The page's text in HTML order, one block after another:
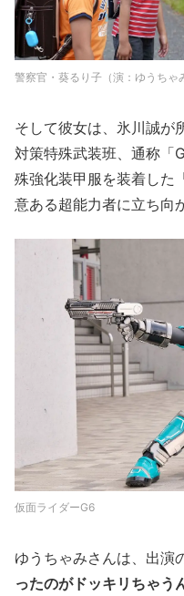
警察官・葵るり⼦（演：ゆうちゃ
そして彼女は、氷川誠が
対策特殊武装班、通称「
殊強化装甲服を装着した
意ある超能⼒者に立ち向
仮⾯ライダーG6
ゆうちゃみさんは、出演
ったのがドッキリちゃう